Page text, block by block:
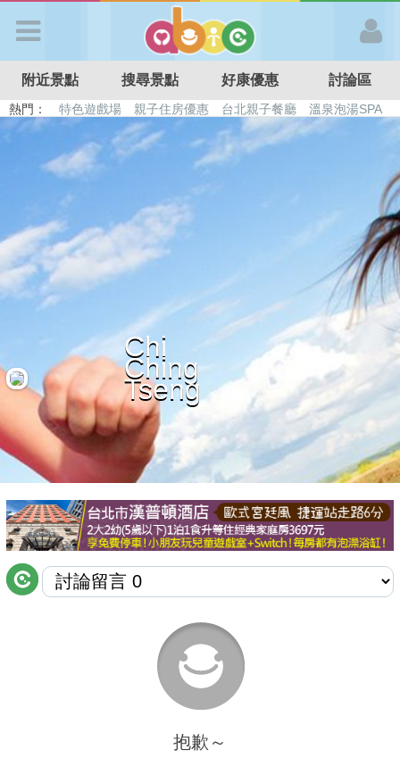
APP登入
首 頁
搜尋景點
好康優惠
最新留言
商家合作
推薦景點
討論區
聯絡我們
附近景點 搜尋景點 好康優惠 討論區
熱門： 特色遊戲場 親子住房優惠 台北親子餐廳
溫泉泡湯SPA
溜滑梯民宿
觀光工廠 日本親子景點
Chi
Ching
Tseng
抱歉～